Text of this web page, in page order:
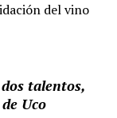
del vino
talentos,
Uco